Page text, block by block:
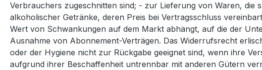
Verbrauchers zugeschnitten sind; - zur Lieferung von Waren,
alkoholischer Getränke, deren Preis bei Vertragsschluss
Wert von Schwankungen auf dem Markt abhängt, auf die der
Ausnahme von Abonnement-Verträgen. Das Widerrufsrecht
oder der Hygiene nicht zur Rückgabe geeignet sind, wenn ihre
aufgrund ihrer Beschaffenheit untrennbar mit anderen Gütern